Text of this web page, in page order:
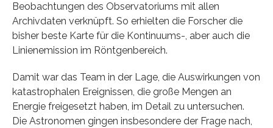
Beobachtungen des Observatoriums mit allen
Archivdaten verknüpft. So erhielten die Forscher die
bisher beste Karte für die Kontinuums-, aber auch die
Linienemission im Röntgenbereich.
Damit war das Team in der Lage, die Auswirkungen von
katastrophalen Ereignissen, die große Mengen an
Energie freigesetzt haben, im Detail zu untersuchen.
Die Astronomen gingen insbesondere der Frage nach,